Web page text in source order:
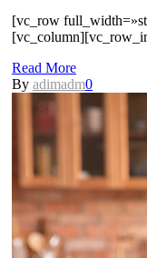
[vc_row
Read More
By adimadm0